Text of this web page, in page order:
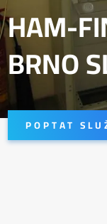
HAM-
BRNO
POPTAT